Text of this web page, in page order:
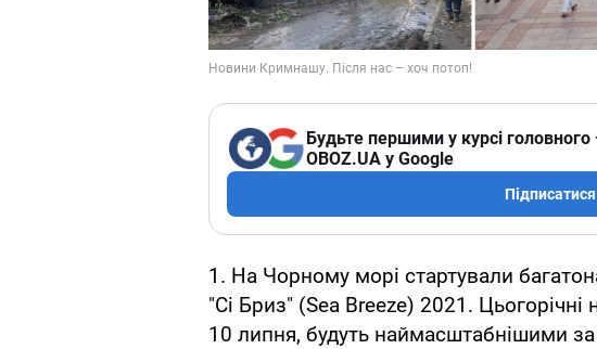
Будьте першими у курсі
OBOZ.UA у Google
Підписатися
1. На Чорному морі стартували
"Сі Бриз" (Sea Breeze) 2021. Цьогорічні
10 липня, будуть наймасштабнішими